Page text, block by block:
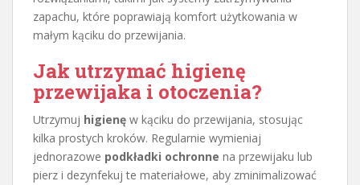
zapachu, które poprawiają komfort użytkowania w
małym kąciku do przewijania.
Jak utrzymać higienę
przewijaka i otoczenia?
Utrzymuj higienę w kąciku do przewijania, stosując
kilka prostych kroków. Regularnie wymieniaj
jednorazowe podkładki ochronne na przewijaku lub
pierz i dezynfekuj te materiałowe, aby zminimalizować